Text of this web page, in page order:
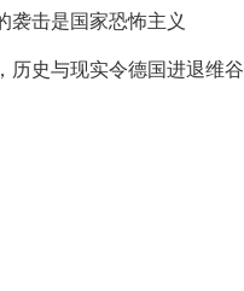
袭击是国家恐怖主义
历史与现实令德国进退维谷